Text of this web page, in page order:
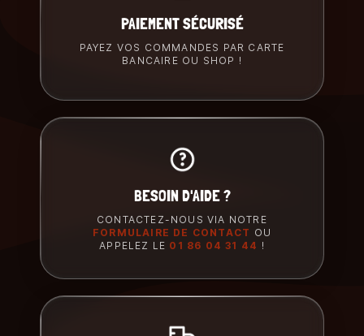
PAIEMENT SÉCURISÉ
PAYEZ VOS COMMANDES PAR CARTE
BANCAIRE OU SHOP !
BESOIN D'AIDE ?
CONTACTEZ-NOUS VIA NOTRE
FORMULAIRE DE CONTACT OU
APPELEZ LE 01 86 04 31 44 !